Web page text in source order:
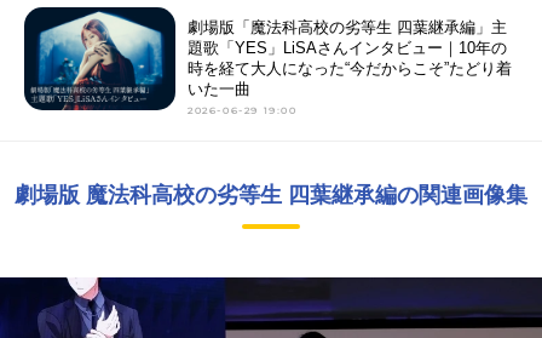
劇場版「魔法科高校の劣等生 四葉継承編」主
題歌「YES」LiSAさんインタビュー｜10年の
時を経て大人になった“今だからこそ”たどり着
いた一曲
2026-06-29 19:00
劇場版 魔法科高校の劣等生 四葉継承編の関連画像集